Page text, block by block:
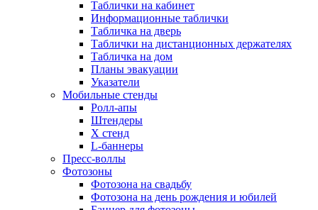
Таблички на кабинет
Информационные таблички
Табличка на дверь
Таблички на дистанционных держателях
Табличка на дом
Планы эвакуации
Указатели
Мобильные стенды
Ролл-апы
Штендеры
Х стенд
L-баннеры
Пресс-воллы
Фотозоны
Фотозона на свадьбу
Фотозона на день рождения и юбилей